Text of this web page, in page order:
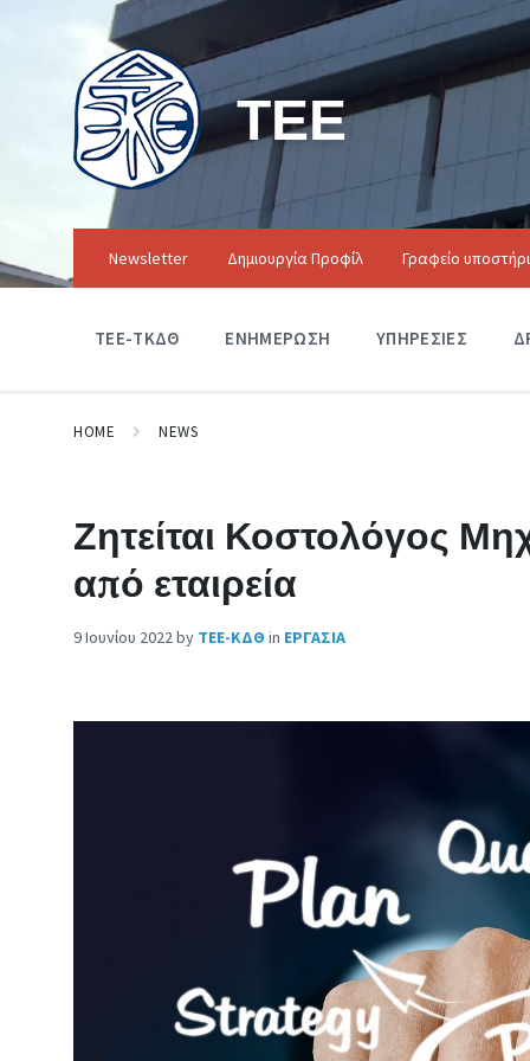
ΤΕΕ
Newsletter Δημιουργία Προφίλ Γραφείο
ΤΕΕ-ΤΚΔΘ ΕΝΗΜΕΡΩΣΗ ΥΠΗΡΕΣΙΕΣ
HOME NEWS
Ζητείται Κοστολόγος
από εταιρεία
9 Ιουνίου 2022by ΤΕΕ-ΚΔΘ in ΕΡΓΑΣΙΑ